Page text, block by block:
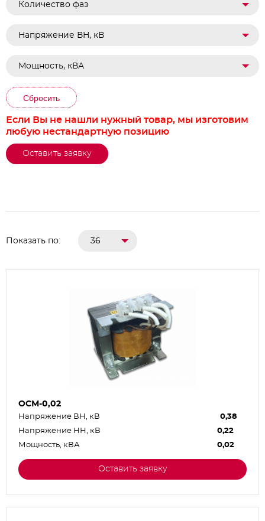
Количество фаз
Напряжение ВН, кВ
Мощность, кВА
Сбросить
Если Вы не нашли нужный товар, мы изготовим
любую нестандартную позицию
Оставить заявку
Показать по: 36
ОСМ-0,02
Напряжение ВН, кВ
0,38
Напряжение НН, кВ
0,22
Мощность, кВА
0,02
Оставить заявку